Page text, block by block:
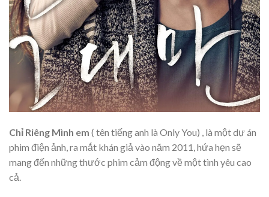
Chỉ Riêng Mình em ( tên tiếng anh là Only You) , là một dự án
phim điện ảnh, ra mắt khán giả vào năm 2011, hứa hẹn sẽ
mang đến những thước phim cảm động về một tình yêu cao
cả.